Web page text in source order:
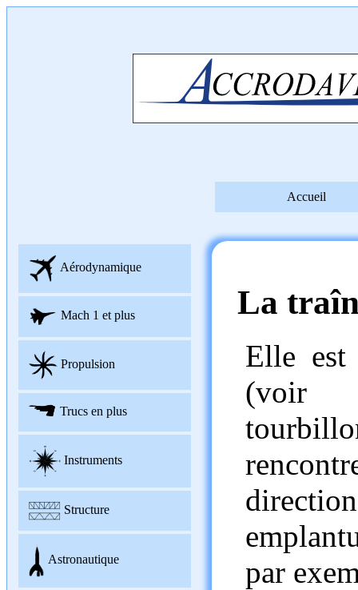
Accueil
Aérodynamique
Mach 1 et plus
Propulsion
Trucs en plus
Instruments
Structure
Astronautique
La
Elle est
(voir
par